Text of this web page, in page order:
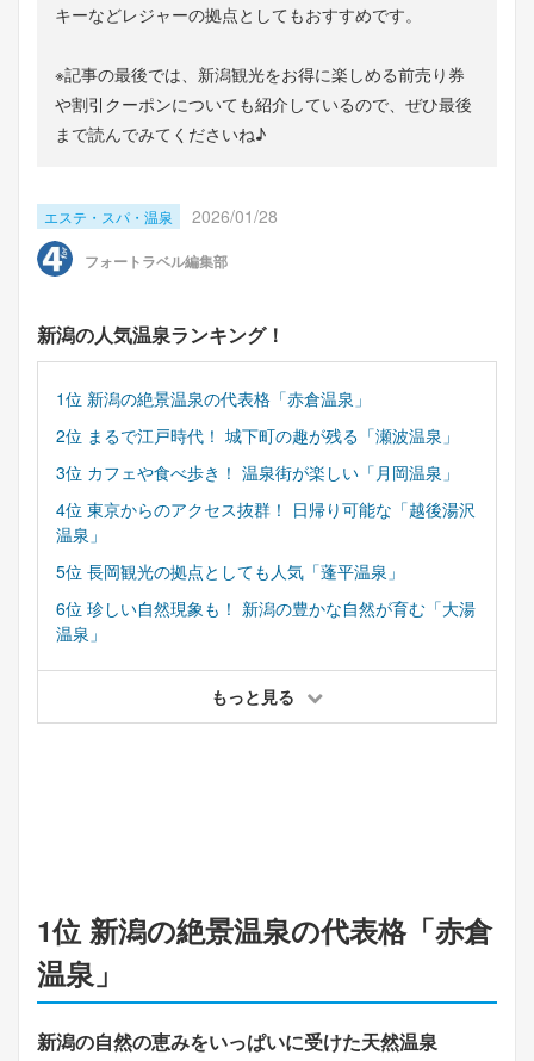
キーなどレジャーの拠点としてもおすすめです。
※記事の最後では、新潟観光をお得に楽しめる前売り券
や割引クーポンについても紹介しているので、ぜひ最後
まで読んでみてくださいね♪
エステ・スパ・温泉 2026/01/28
フォートラベル編集部
新潟の人気温泉ランキング！
1位 新潟の絶景温泉の代表格「赤倉温泉」
2位 まるで江戸時代！ 城下町の趣が残る「瀬波温泉」
3位 カフェや食べ歩き！ 温泉街が楽しい「月岡温泉」
4位 東京からのアクセス抜群！ 日帰り可能な「越後湯沢
温泉」
5位 長岡観光の拠点としても人気「蓬平温泉」
6位 珍しい自然現象も！ 新潟の豊かな自然が育む「大湯
温泉」
もっと見る
1位 新潟の絶景温泉の代表格「赤倉
温泉」
新潟の自然の恵みをいっぱいに受けた天然温泉